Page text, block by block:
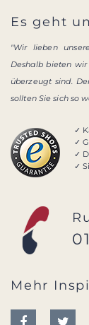
Es geht
"Wir lieben
Deshalb bieten
überzeugt sind.
sollten Sie sich so
✓
✓
✓
✓
Mehr